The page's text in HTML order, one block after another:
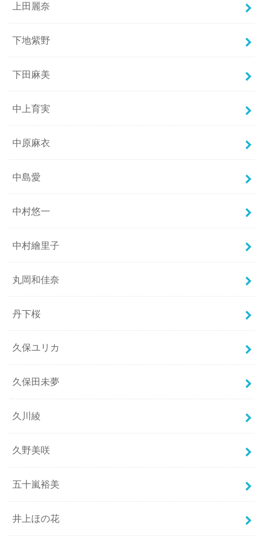
上田麗奈
下地紫野
下田麻美
中上育実
中原麻衣
中島愛
中村悠一
中村繪里子
丸岡和佳奈
丹下桜
久保ユリカ
久保田未夢
久川綾
久野美咲
五十嵐裕美
井上ほの花